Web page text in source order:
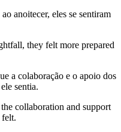
anoitecer, eles se sentiram
they felt more prepared
a colaboração e o apoio dos
sentia.
collaboration and support
felt.